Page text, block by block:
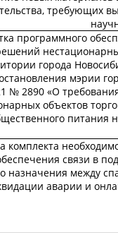
требующих
программного
города
мэрии
№ 2890 «О
объектов
питания
комплекта
связи в
назначения между
аварии и